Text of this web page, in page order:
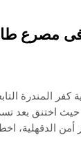
مصرع
المندرة
اختنق بعد
الدقهلية،